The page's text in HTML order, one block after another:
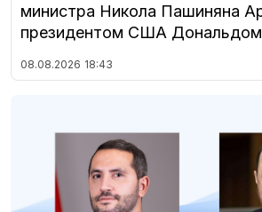
министра Никола Пашиняна
президентом США
08.08.2026 18:43